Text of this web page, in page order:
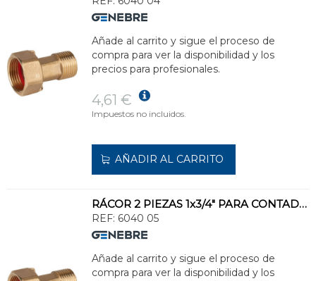
Añade al carrito y sigue el proceso de
compra para ver la disponibilidad y los
precios para profesionales.
4,61 €
Impuestos no incluidos.
AÑADIR AL CARRITO
RÁCOR 2 PIEZAS 1x3/4" PARA CONTADOR
REF: 6040 05
Añade al carrito y sigue el proceso de
compra para ver la disponibilidad y los